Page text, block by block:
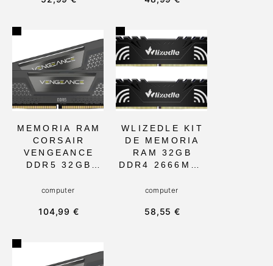
PORTÁTILES Y
MINI PC TODO-
EN-UNO,
PAQUETE DE
2X16GB
CON HP, DELL,
Y MÁS. IDEAL
PARA
N DE LAPTOPS
Y NOTEBOOKS
MEMORIA RAM
CORSAIR
VENGEANCE
DDR5 32GB
ORDENADORES
ESCRITORIO,
VELOCIDAD DE
LATENCIA
computer
104,99 €
WLIZEDLE KIT
DE MEMORIA
RAM 32GB
DDR4 2666MHZ
DISIPADOR DE
TENSIÓN,
computer
58,55 €